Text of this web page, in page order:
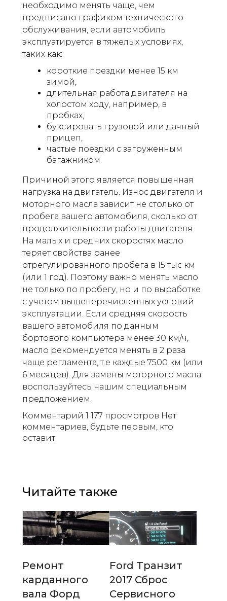
необходимо менять чаще, чем
предписано графиком технического
обслуживания, если автомобиль
эксплуатируется в тяжелых условиях,
таких как:
короткие поездки менее 15 км
зимой,
длительная работа двигателя на
холостом ходу, например, в
пробках,
буксировать грузовой или дачный
прицеп,
частые поездки с загруженным
багажником.
Причиной этого является повышенная
нагрузка на двигатель. Износ двигателя и
моторного масла зависит не столько от
пробега вашего автомобиля, сколько от
продолжительности работы двигателя.
На малых и средних скоростях масло
теряет свойства ранее
отрегулированного пробега в 15 тыс км
(или 1 год). Поэтому важно менять масло
не только по пробегу, но и по выработке
с учетом вышеперечисленных условий
эксплуатации. Если средняя скорость
вашего автомобиля по данным
бортового компьютера менее 30 км/ч,
масло рекомендуется менять в 2 раза
чаще регламента, т.е каждые 7500 км (или
6 месяцев). Для замены моторного масла
воспользуйтесь нашим специальным
предложением.
Комментарий 1 177 просмотров Нет
комментариев, будьте первым, кто
оставит
Читайте также
Ремонт
карданного
вала Форд
Ford Транзит
2017 Сброс
Сервисного